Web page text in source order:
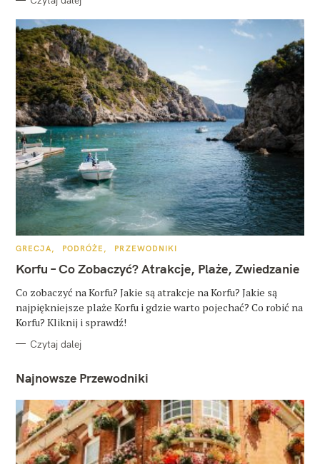
K
T
E
O
R
I
GRECJA PODRÓŻE PRZEWODNIKI
Korfu – Co Zobaczyć? Atrakcje, Plaże, Zwiedzanie
Co zobaczyć na Korfu? Jakie są atrakcje na Korfu? Jakie są
najpiękniejsze plaże Korfu i gdzie warto pojechać? Co robić na
Korfu? Kliknij i sprawdź!
Czytaj dalej
Najnowsze Przewodniki